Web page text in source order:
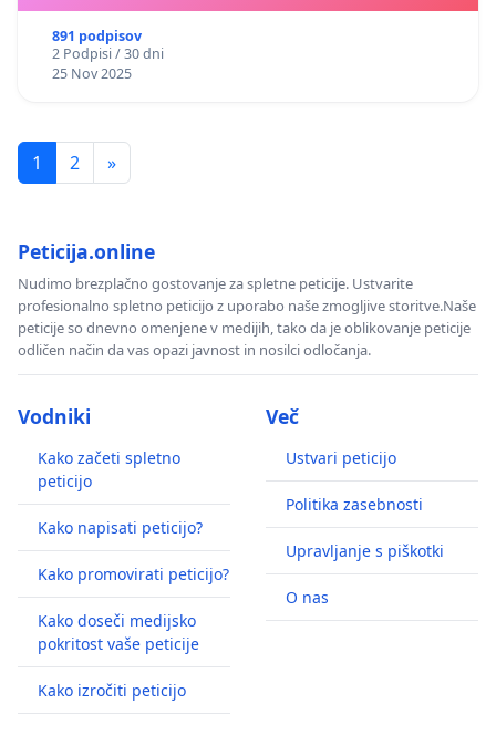
891 podpisov
2 Podpisi / 30 dni
25 Nov 2025
1 2 »
Peticija.online
Nudimo brezplačno gostovanje za spletne peticije. Ustvarite
profesionalno spletno peticijo z uporabo naše zmogljive storitve.Naše
peticije so dnevno omenjene v medijih, tako da je oblikovanje peticije
odličen način da vas opazi javnost in nosilci odločanja.
Vodniki
Kako začeti spletno
peticijo
Kako napisati peticijo?
Kako promovirati peticijo?
Kako doseči medijsko
pokritost vaše peticije
Kako izročiti peticijo
Več
Ustvari peticijo
Politika zasebnosti
Upravljanje s piškotki
O nas